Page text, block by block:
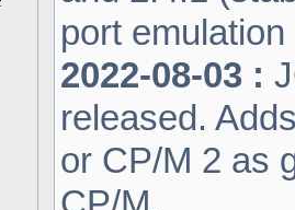
port
2022-08-03 :
released.
or CP/M 2 as